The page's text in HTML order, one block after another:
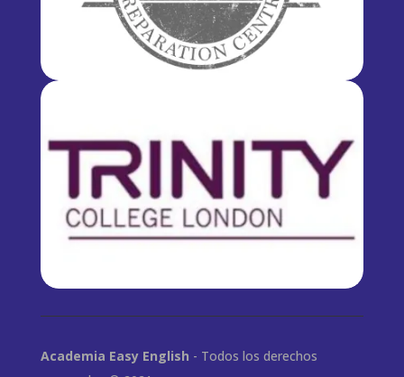
Academia Easy English - Todos los derechos